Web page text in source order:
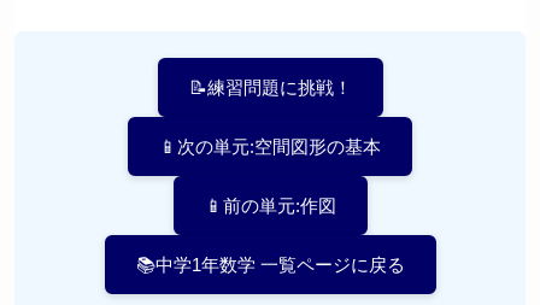
📝練習問題に挑戦！
📱次の単元:空間図形の基本
📱前の単元:作図
📚中学1年数学 一覧ページに戻る